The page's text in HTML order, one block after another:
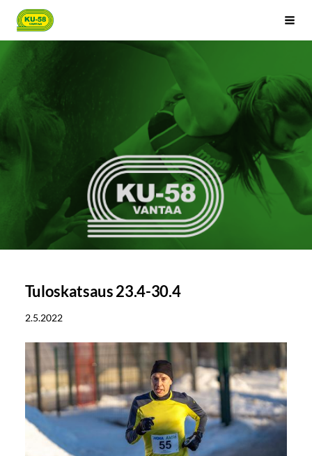
Siirry
sivun
Kenttäurheilijat-58 ry
Tuloskatsaus 23.4-30.4
2.5.2022